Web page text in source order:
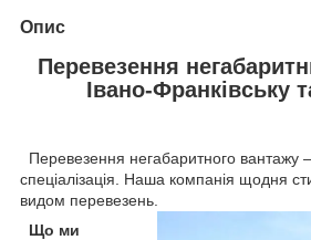
Опис
Перевезення
Івано-Франківську
Перевезення негабаритного вантажу
спеціалізація. Наша компанія щодня
видом перевезень.
Що ми